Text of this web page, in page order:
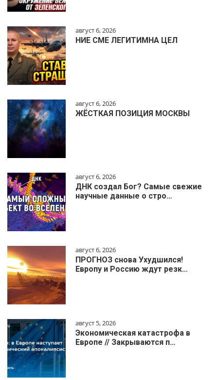
август 6, 2026
НИЕ СМЕ ЛЕГИТИМНА ЦЕЛ
август 6, 2026
ЖЁСТКАЯ ПОЗИЦИЯ МОСКВЫ
август 6, 2026
ДНК создал Бог? Самые свежие
научные данные о стро…
август 6, 2026
ПРОГНОЗ снова Ухудшился!
Европу и Россию ждут резк…
август 5, 2026
Экономическая катастрофа в
Европе // Закрываются п…